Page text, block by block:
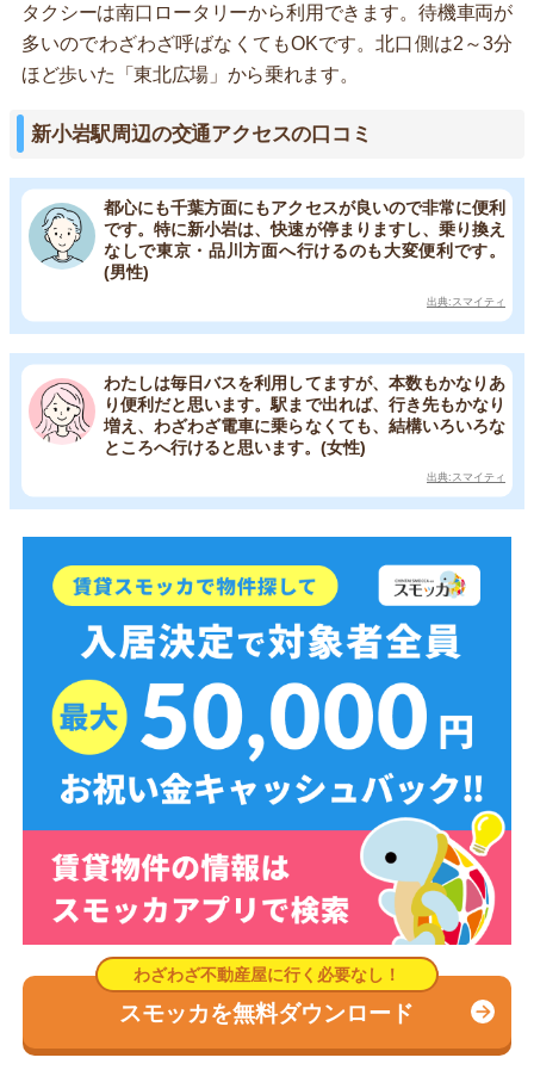
タクシーは南口ロータリーから利用できます。待機車両が
多いのでわざわざ呼ばなくてもOKです。北口側は2～3分
ほど歩いた「東北広場」から乗れます。
新小岩駅周辺の交通アクセスの口コミ
都心にも千葉方面にもアクセスが良いので非常に便利
です。特に新小岩は、快速が停まりますし、乗り換え
なしで東京・品川方面へ行けるのも大変便利です。
(男性)
出典:スマイティ
わたしは毎日バスを利用してますが、本数もかなりあ
り便利だと思います。駅まで出れば、行き先もかなり
増え、わざわざ電車に乗らなくても、結構いろいろな
ところへ行けると思います。(女性)
出典:スマイティ
スモッカを無料ダウンロード